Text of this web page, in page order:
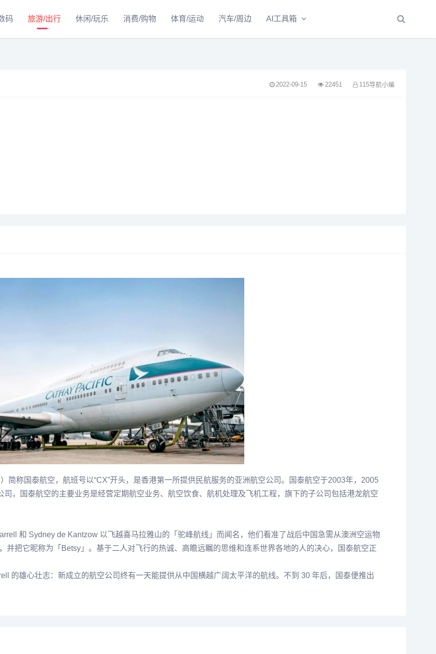
码 旅游/出行 休闲/玩乐 消费/购物 体育/运动 汽车/周边 AI工具箱
2022-09-15 22451 115导航小编
简称国泰航空，航班号以“CX”开头，是香港第一所提供民航服务的亚洲航空公司。国泰航空于2003年，2005
，国泰航空的主要业务是经营定期航空业务、航空饮食、航机处理及飞机工程，旗下的子公司包括港龙航空
和 Sydney de Kantzow 以飞越喜马拉雅山的「驼峰航线」而闻名，他们看准了战后中国急需从澳洲空运物
并把它昵称为「Betsy」。基于二人对飞行的热诚、高瞻远瞩的思维和连系世界各地的人的决心，国泰航空正
的雄心壮志：新成立的航空公司终有一天能提供从中国横越广阔太平洋的航线。不到 30 年后，国泰便推出